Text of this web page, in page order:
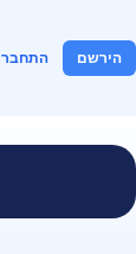
התחבר הירשם